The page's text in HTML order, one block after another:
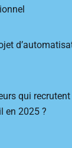
qui
en 2025 ?